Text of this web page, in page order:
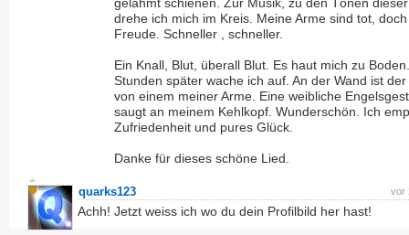
drehe ich mich im Kreis. Meine Arme sind tot,
Freude. Schneller , schneller.
Ein Knall, Blut, überall Blut. Es haut mich zu Boden.
Stunden später wache ich auf. An der Wand ist der
von einem meiner Arme. Eine weibliche
saugt an meinem Kehlkopf. Wunderschön. Ich
Zufriedenheit und pures Glück.
Danke für dieses schöne Lied.
vor
quarks123
Achh! Jetzt weiss ich wo du dein Profilbild her hast!